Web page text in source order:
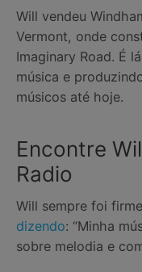
Will vendeu
Vermont, onde
Imaginary Road. É
música e
músicos até hoje.
Encontre
Radio
Will sempre foi
dizendo: “Minha
sobre melodia e